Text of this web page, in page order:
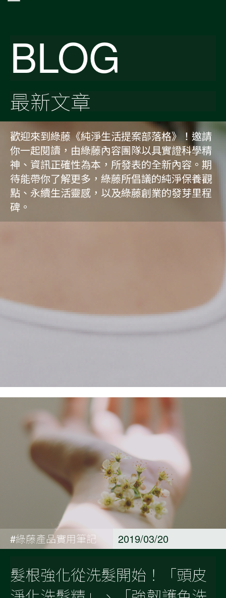
BLOG
最新文章
歡迎來到綠藤《純淨生活提案部落格》！邀請
你一起閱讀，由綠藤內容團隊以具實證科學精
神、資訊正確性為本，所發表的全新內容。期
待能帶你了解更多，綠藤所倡議的純淨保養觀
點、永續生活靈感，以及綠藤創業的發芽里程
碑。
#綠藤產品實用筆記 2019/03/20
髮根強化從洗髮開始！「頭皮